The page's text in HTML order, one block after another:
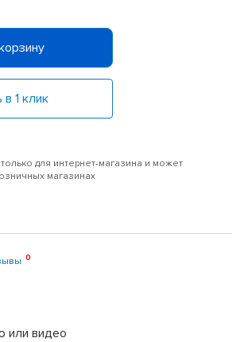
в 1 клик
для интернет-магазина и может
магазинах
или видео